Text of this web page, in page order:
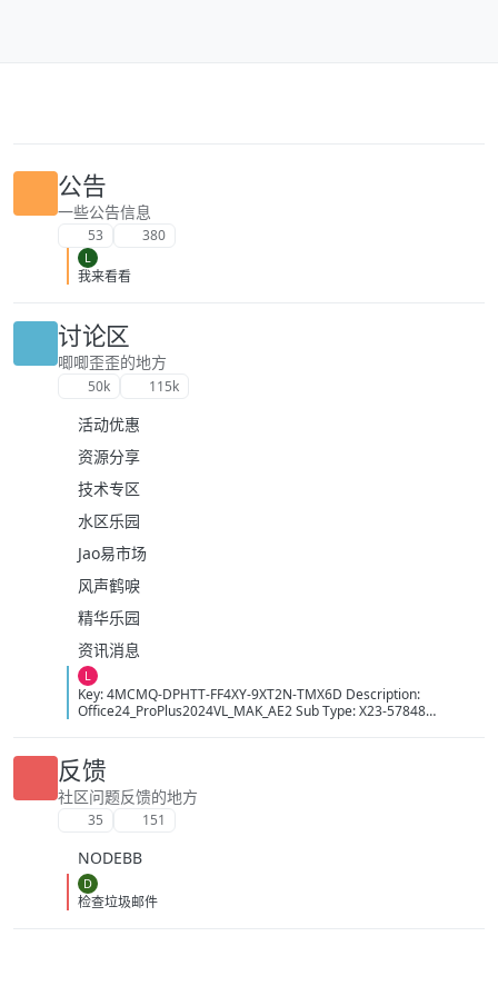
公告
一些公告信息
53 380
L
我来看看
讨论区
唧唧歪歪的地方
50k 115k
活动优惠
资源分享
技术专区
水区乐园
Jao易市场
风声鹤唳
精华乐园
资讯消息
L
Key: 4MCMQ-DPHTT-FF4XY-9XT2N-TMX6D Description:
Office24_ProPlus2024VL_MAK_AE2 Sub Type: X23-57848
反馈
社区问题反馈的地方
35 151
NODEBB
D
检查垃圾邮件